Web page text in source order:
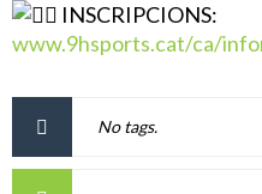
INSCRIPCIONS:
www.9hsports.cat/ca/
No tags.